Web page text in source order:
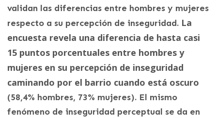
validan las diferencias entre hombres y mujeres
respecto a su percepción de inseguridad. La
encuesta revela una diferencia de hasta casi
15 puntos porcentuales entre hombres y
mujeres en su percepción de inseguridad
caminando por el barrio cuando está oscuro
(58,4% hombres, 73% mujeres). El mismo
fenómeno de inseguridad perceptual se da en